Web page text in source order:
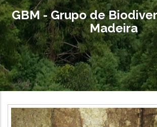
GBM - Grupo de
Madeira